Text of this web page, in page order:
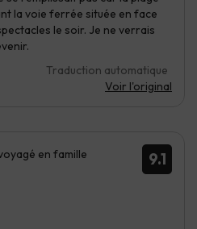
la voie ferrée située en face
le soir. Je ne verrais
Traduction automatique
Voir l'original
9.1
en famille